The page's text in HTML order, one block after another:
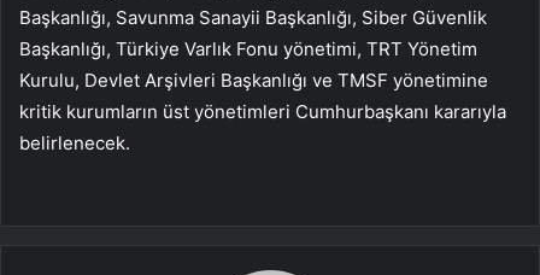
Başkanlığı, Savunma Sanayii Başkanlığı, Siber Güvenlik
Başkanlığı, Türkiye Varlık Fonu yönetimi, TRT Yönetim
Kurulu, Devlet Arşivleri Başkanlığı ve TMSF yönetimine
kritik kurumların üst yönetimleri Cumhurbaşkanı kararıyla
belirlenecek.